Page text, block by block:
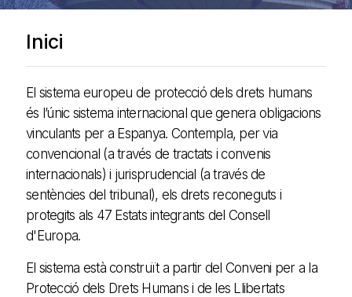
Inici
El sistema europeu de protecció dels drets humans
és l’únic sistema internacional que genera obligacions
vinculants per a Espanya. Contempla, per via
convencional (a través de tractats i convenis
internacionals) i jurisprudencial (a través de
sentències del tribunal), els drets reconeguts i
protegits als 47 Estats integrants del Consell
d'Europa.
El sistema està construït a partir del Conveni per a la
Protecció dels Drets Humans i de les Llibertats